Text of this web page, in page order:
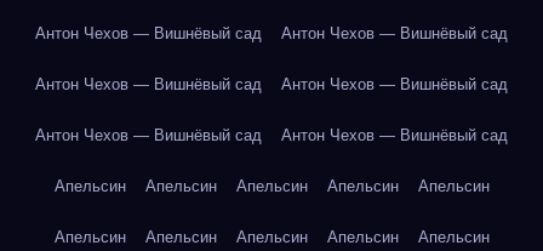
Антон Чехов — Вишнёвый сад Антон Чехов — Вишнёвый сад
Антон Чехов — Вишнёвый сад Антон Чехов — Вишнёвый сад
Антон Чехов — Вишнёвый сад Антон Чехов — Вишнёвый сад
Апельсин Апельсин Апельсин Апельсин Апельсин
Апельсин Апельсин Апельсин Апельсин Апельсин